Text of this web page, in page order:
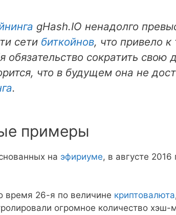
gHash.IO ненадолго
сети биткойнов, что привело к
обязательство сократить свою
что в будущем она не
.
примеры
на эфириуме, в августе
время 26-я по величине криптовалюта
огромное количество